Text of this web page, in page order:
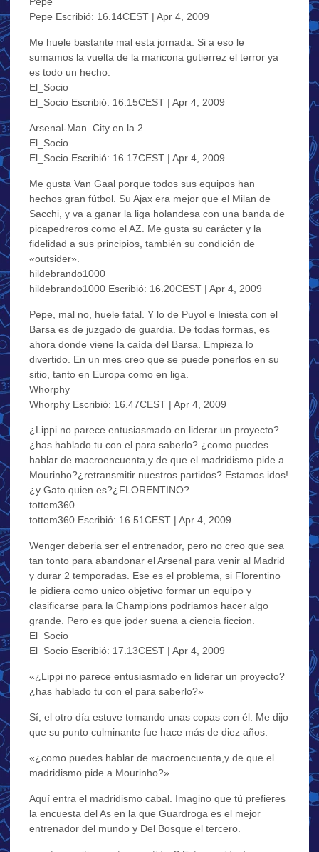
Pepe Escribió: 16.14CEST | Apr 4, 2009
Me huele bastante mal esta jornada. Si a eso le
sumamos la vuelta de la maricona gutierrez el terror ya
es todo un hecho.
El_Socio
El_Socio Escribió: 16.15CEST | Apr 4, 2009
Arsenal-Man. City en la 2.
El_Socio
El_Socio Escribió: 16.17CEST | Apr 4, 2009
Me gusta Van Gaal porque todos sus equipos han
hechos gran fútbol. Su Ajax era mejor que el Milan de
Sacchi, y va a ganar la liga holandesa con una banda de
picapedreros como el AZ. Me gusta su carácter y la
fidelidad a sus principios, también su condición de
«outsider».
hildebrando1000
hildebrando1000 Escribió: 16.20CEST | Apr 4, 2009
Pepe, mal no, huele fatal. Y lo de Puyol e Iniesta con el
Barsa es de juzgado de guardia. De todas formas, es
ahora donde viene la caída del Barsa. Empieza lo
divertido. En un mes creo que se puede ponerlos en su
sitio, tanto en Europa como en liga.
Whorphy
Whorphy Escribió: 16.47CEST | Apr 4, 2009
¿Lippi no parece entusiasmado en liderar un proyecto?
¿has hablado tu con el para saberlo? ¿como puedes
hablar de macroencuenta,y de que el madridismo pide a
Mourinho?¿retransmitir nuestros partidos? Estamos idos!
¿y Gato quien es?¿FLORENTINO?
tottem360
tottem360 Escribió: 16.51CEST | Apr 4, 2009
Wenger deberia ser el entrenador, pero no creo que sea
tan tonto para abandonar el Arsenal para venir al Madrid
y durar 2 temporadas. Ese es el problema, si Florentino
le pidiera como unico objetivo formar un equipo y
clasificarse para la Champions podriamos hacer algo
grande. Pero es que joder suena a ciencia ficcion.
El_Socio
El_Socio Escribió: 17.13CEST | Apr 4, 2009
«¿Lippi no parece entusiasmado en liderar un proyecto?
¿has hablado tu con el para saberlo?»
Sí, el otro día estuve tomando unas copas con él. Me dijo
que su punto culminante fue hace más de diez años.
«¿como puedes hablar de macroencuenta,y de que el
madridismo pide a Mourinho?»
Aquí entra el madridismo cabal. Imagino que tú prefieres
la encuesta del As en la que Guardroga es el mejor
entrenador del mundo y Del Bosque el tercero.